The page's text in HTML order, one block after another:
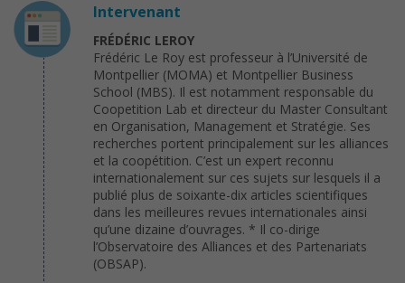
Intervenant
FRÉDÉRIC LEROY
Frédéric Le Roy est professeur à l’Université de
Montpellier (MOMA) et Montpellier Business
School (MBS). Il est notamment responsable du
Coopetition Lab et directeur du Master Consultant
en Organisation, Management et Stratégie. Ses
recherches portent principalement sur les alliances
et la coopétition. C’est un expert reconnu
internationalement sur ces sujets sur lesquels il a
publié plus de soixante-dix articles scientifiques
dans les meilleures revues internationales ainsi
qu’une dizaine d’ouvrages. * Il co-dirige
l’Observatoire des Alliances et des Partenariats
(OBSAP).